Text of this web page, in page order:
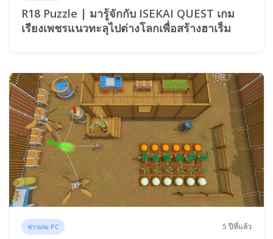
R18 Puzzle | มารู้จักกับ ISEKAI QUEST เกม
เรียงเพชรแนวทะลุไปต่างโลกเพื่อสร้างฮาเร็ม
ข่าวเกม PC 5 ปีที่แล้ว